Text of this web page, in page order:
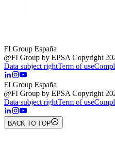
FI Group España
@FI Group by EPSA Copyright
Data subject rightTerm of use
FI Group España
@FI Group by EPSA Copyright
Data subject rightTerm of use
BACK TO TOP